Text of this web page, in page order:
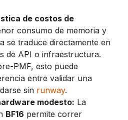
de costos de
consumo de memoria y
se traduce directamente en
de API o infraestructura.
PMF, esto puede
entre validar una
sin runway.
modesto: La
BF16 permite correr